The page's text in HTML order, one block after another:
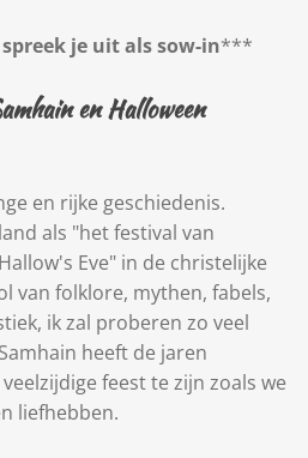
je uit als sow-in***
en Halloween
en rijke geschiedenis.
als "het festival van
Eve" in de christelijke
van folklore, mythen, fabels,
ik zal proberen zo veel
heeft de jaren
feest te zijn zoals we
liefhebben.